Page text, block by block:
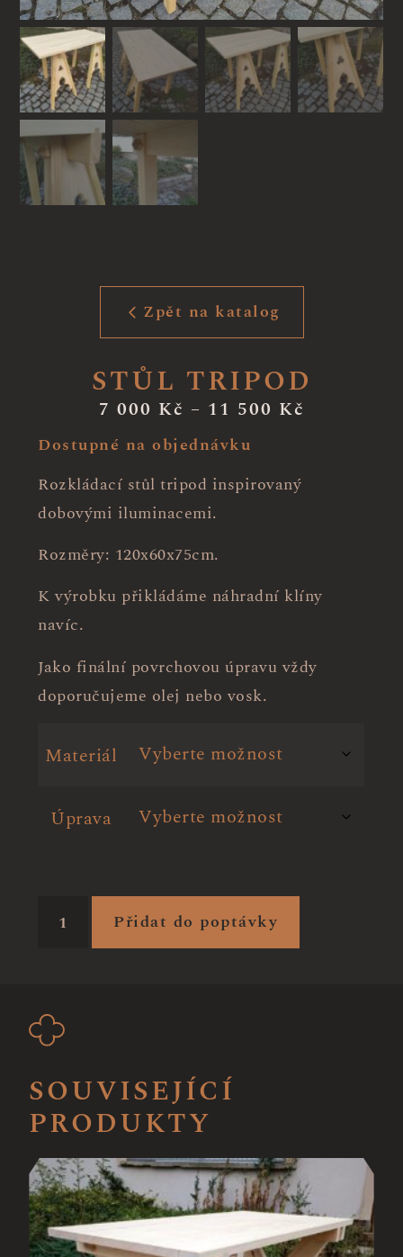
Zpět na katalog
STŮL TRIPOD
7 000 Kč – 11 500 Kč
Dostupné na objednávku
Rozkládací stůl tripod inspirovaný
dobovými iluminacemi.
Rozměry: 120x60x75cm.
K výrobku přikládáme náhradní klíny
navíc.
Jako finální povrchovou úpravu vždy
doporučujeme olej nebo vosk.
Materiál
Úprava
Přidat do poptávky
SOUVISEJÍCÍ
PRODUKTY